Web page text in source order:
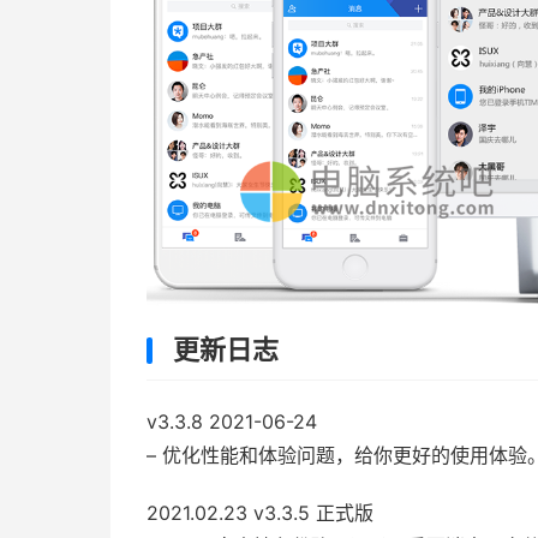
更新 日志
v3.3.8 2021-06-24
– 优化性能和体验问题，给你更好的使用体验
2021.02.23 v3.3.5 正式版